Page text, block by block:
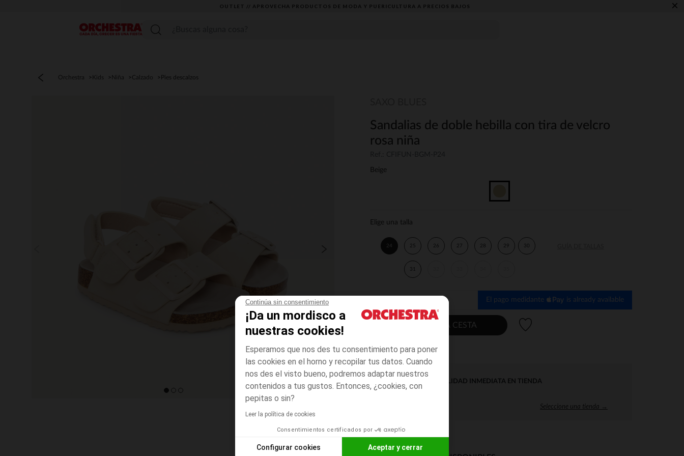
Continúa sin consentimiento
¡Da un mordisco a
nuestras cookies!
Esperamos que nos des tu consentimiento para poner
las cookies en el horno y recopilar tus datos. Cuando
nos des el visto bueno, podremos adaptar nuestros
contenidos a tus gustos. Entonces, ¿cookies, con
pepitas o sin?
Leer la política de cookies
Consentimientos certificados por
Configurar cookies Aceptar y cerrar
OUTLET // APROVECHA PRODUCTOS DE MODA Y PUERICULTURA A PRECIOS BAJOS ×
Menú
Orchestra Kids Niña Calzado Pies descalzos
Sandalias de doble hebilla con tira de velcro
rosa niña
Beige
Elige una talla
24 25 26 27 28 29 30
31
El pago medidante is already available
AÑADIR A LA CESTA
DISPONIBILIDAD INMEDIATA EN TIENDA
Seleccione una tienda →